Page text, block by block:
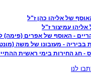
של אליהו כהן ז"ל
עמיצור ז"ל
- האוסף של אפרים (פימה)
- מעזבונו של משה
- חג החירות בימי ראשית
לנו